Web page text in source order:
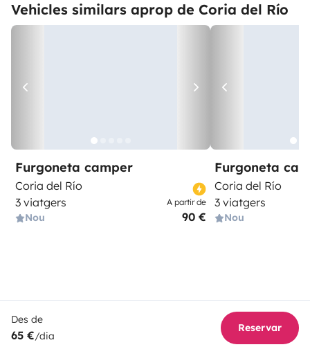
Vehicles similars aprop de Coria del Río
Furgoneta camper
Coria del Río
3 viatgers
Nou
A partir de
90 €
Furgoneta
Coria del Río
3 viatgers
Nou
Des de
65 €/dia
Reservar